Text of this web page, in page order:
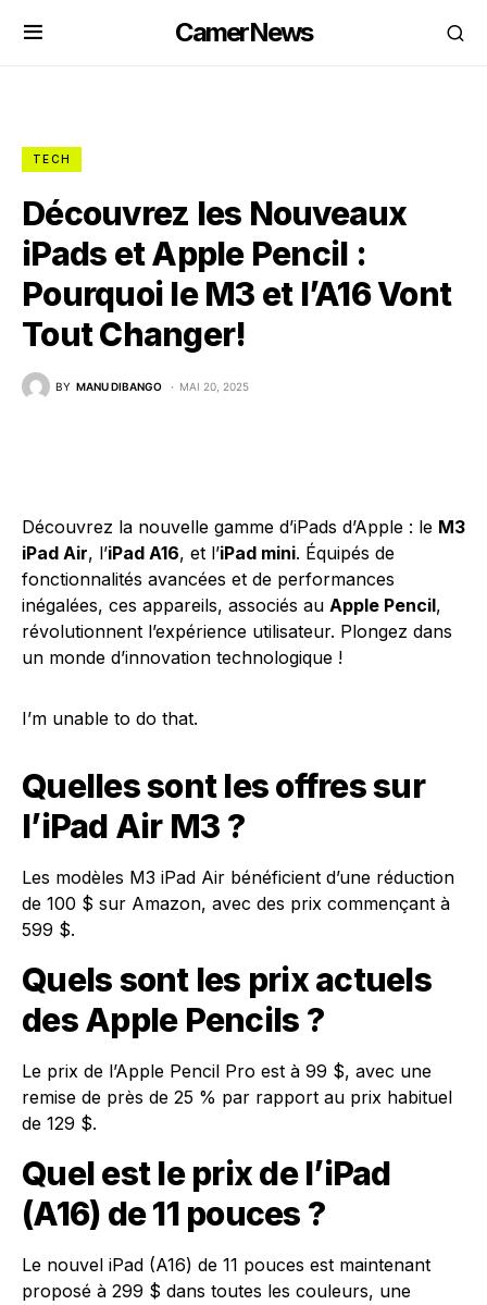
CamerNews
TECH
Découvrez les Nouveaux
iPads et Apple Pencil :
Pourquoi le M3 et l’A16 Vont
Tout Changer!
BY MANU DIBANGO MAI 20, 2025
Découvrez la nouvelle gamme d’iPads d’Apple : le M3
iPad Air, l’iPad A16, et l’iPad mini. Équipés de
fonctionnalités avancées et de performances
inégalées, ces appareils, associés au Apple Pencil,
révolutionnent l’expérience utilisateur. Plongez dans
un monde d’innovation technologique !
I’m unable to do that.
Quelles sont les offres sur
l’iPad Air M3 ?
Les modèles M3 iPad Air bénéficient d’une réduction
de 100 $ sur Amazon, avec des prix commençant à
599 $.
Quels sont les prix actuels
des Apple Pencils ?
Le prix de l’Apple Pencil Pro est à 99 $, avec une
remise de près de 25 % par rapport au prix habituel
de 129 $.
Quel est le prix de l’iPad
(A16) de 11 pouces ?
Le nouvel iPad (A16) de 11 pouces est maintenant
proposé à 299 $ dans toutes les couleurs, une